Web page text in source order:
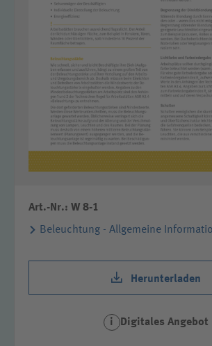
Art.-Nr.: W 8-1
Beleuchtung - Allgemeine
Herunterladen
i Digitales Angebot